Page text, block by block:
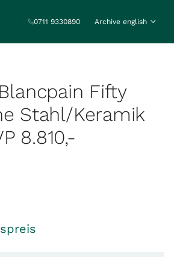
0711 9330890 Archive english
Fifty
Stahl/Keramik
8.810,-